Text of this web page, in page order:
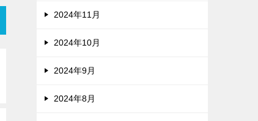
2024年11月
2024年10月
2024年9月
2024年8月